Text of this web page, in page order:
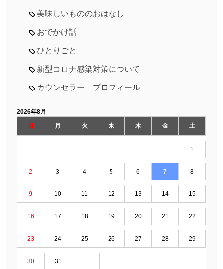
美味しいもののおはなし
おでかけ話
ひとりごと
新型コロナ感染対策について
カウンセラー プロフィール
2026年8月
日
月 火 水 木 金 土
1
2 3 4 5 6 7 8
9 10 11 12 13 14 15
16 17 18 19 20 21 22
23 24 25 26 27 28 29
30 31